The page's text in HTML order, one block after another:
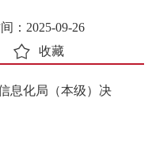
：2025-09-26
收藏
息化局（本级）决